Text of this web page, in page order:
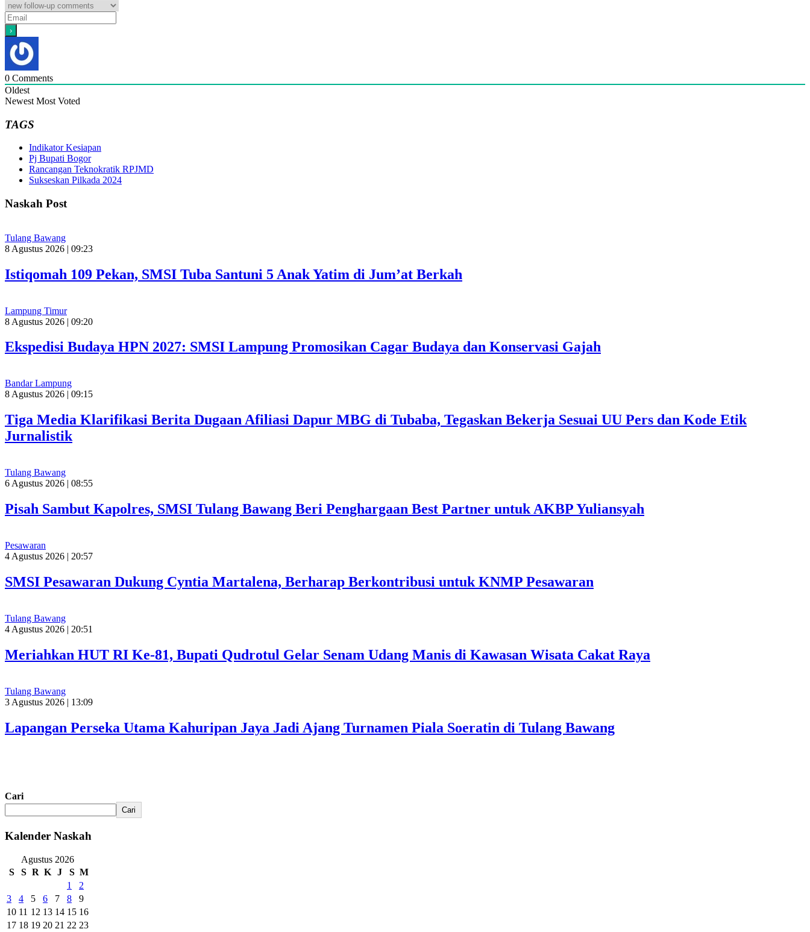
0 Comments
Oldest
Newest Most Voted
TAGS
Indikator Kesiapan
Pj Bupati Bogor
Rancangan Teknokratik RPJMD
Sukseskan Pilkada 2024
Naskah Post
Tulang Bawang
8 Agustus 2026 | 09:23
Istiqomah 109 Pekan, SMSI Tuba Santuni 5 Anak Yatim di Jum’at Berkah
Lampung Timur
8 Agustus 2026 | 09:20
Ekspedisi Budaya HPN 2027: SMSI Lampung Promosikan Cagar Budaya dan Konservasi Gajah
Bandar Lampung
8 Agustus 2026 | 09:15
Tiga Media Klarifikasi Berita Dugaan Afiliasi Dapur MBG di Tubaba, Tegaskan Bekerja Sesuai UU Pers dan Kode Etik
Jurnalistik
Tulang Bawang
6 Agustus 2026 | 08:55
Pisah Sambut Kapolres, SMSI Tulang Bawang Beri Penghargaan Best Partner untuk AKBP Yuliansyah
Pesawaran
4 Agustus 2026 | 20:57
SMSI Pesawaran Dukung Cyntia Martalena, Berharap Berkontribusi untuk KNMP Pesawaran
Tulang Bawang
4 Agustus 2026 | 20:51
Meriahkan HUT RI Ke-81, Bupati Qudrotul Gelar Senam Udang Manis di Kawasan Wisata Cakat Raya
Tulang Bawang
3 Agustus 2026 | 13:09
Lapangan Perseka Utama Kahuripan Jaya Jadi Ajang Turnamen Piala Soeratin di Tulang Bawang
Cari
Cari
Kalender Naskah
Agustus 2026
S
S R K J S M
1
2
3
4 5 6 7 8
9
10 11 12 13 14 15 16
17 18 19 20 21 22 23